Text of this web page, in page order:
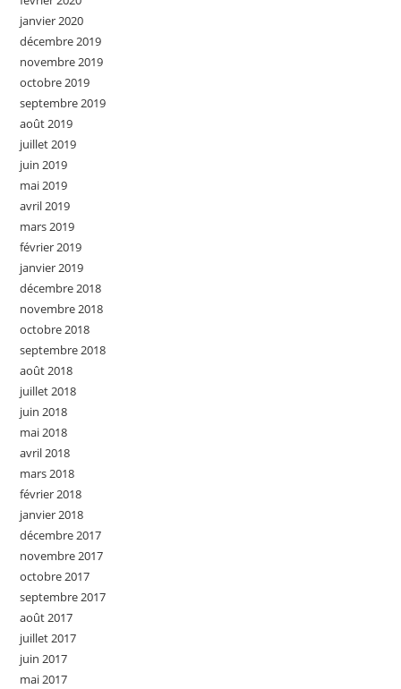
janvier 2020
décembre 2019
novembre 2019
octobre 2019
septembre 2019
août 2019
juillet 2019
juin 2019
mai 2019
avril 2019
mars 2019
février 2019
janvier 2019
décembre 2018
novembre 2018
octobre 2018
septembre 2018
août 2018
juillet 2018
juin 2018
mai 2018
avril 2018
mars 2018
février 2018
janvier 2018
décembre 2017
novembre 2017
octobre 2017
septembre 2017
août 2017
juillet 2017
juin 2017
mai 2017